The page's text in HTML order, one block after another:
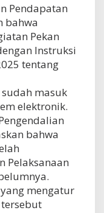
Pendapatan
bahwa
Pekan
Instruksi
tentang
masuk
elektronik.
bahwa
Pelaksanaan
mengatur